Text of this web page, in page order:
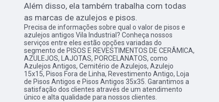
Além disso, ela também trabalha com todas
as marcas de azulejos e pisos.
Precisa de informações sobre qual o valor de pisos e
azulejos antigos Vila Industrial? Conheça nossos
serviços entre eles estão opções variadas do
segmento de PISOS E REVESTIMENTOS DE CERÂMICA,
AZULEJOS, LAJOTAS, PORCELANATOS, como
Azulejos Antigos, Cemitério de Azulejos, Azulejo
15x15, Pisos Fora de Linha, Revestimento Antigo, Loja
de Pisos Antigos e Pisos Antigos 35x35. Garantimos a
satisfação dos clientes através de um atendimento
único e alta qualidade para nossos clientes.